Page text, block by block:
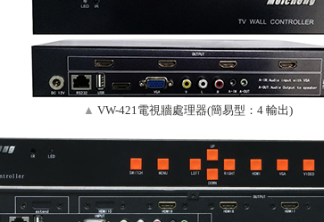
▲ VW-421電視牆處理器(簡易型：4 輸出)